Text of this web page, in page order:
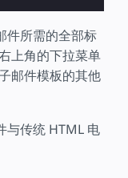
件所需的全部标
上角的下拉菜单
邮件模板的其他
与传统 HTML 电